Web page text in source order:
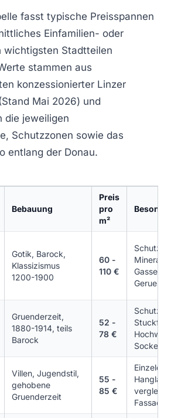
fasst typische Preisspannen
Einfamilien- oder
wichtigsten Stadtteilen
stammen aus
konzessionierter Linzer
Mai 2026) und
die jeweiligen
Schutzzonen sowie das
entlang der Donau.
Bebauung
Preis
pro
m²
Gotik, Barock,
Klassizismus
1200-1900
60 -
110 €
Gassen,
Gruenderzeit,
1880-1914, teils
Barock
52 -
78 €
Sockel
Villen, Jugendstil,
gehobene
Gruenderzeit
55 -
85 €